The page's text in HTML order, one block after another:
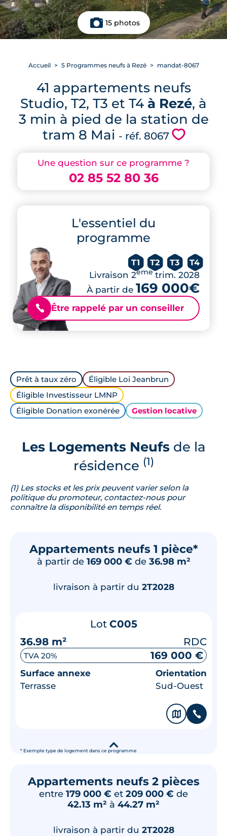
15 photos
Une question sur ce programme ?
02 85 52 80 36
L'essentiel du
programme
T1 T2 T3 T4
Livraison 2èmetrim. 2028
À partir de 169 000€
📞 Être rappelé par un conseiller
Accueil 5 Programmes neufs à Rezé mandat-8067
41 appartements neufs
Studio, T2, T3 et T4 à Rezé, à
3 min à pied de la station de
tram 8 Mai - réf. 8067 💗
Prêt à taux zéro
Éligible Loi Jeanbrun
Éligible Investisseur LMNP
Éligible Donation exonérée
Gestion locative
Les Logements Neufsde la
résidence (1)
(1) Les stocks et les prix peuvent varier selon la
politique du promoteur, contactez-nous pour
connaître la disponibilité en temps réel.
Appartements neufs 1 pièce*
à partir de 169 000 € de 36.98 m²
* Exemple type de logement dans ce programme
livraison à partir du 2T2028
Lot C005
36.98 m²
RDC
TVA 20% 169 000 €
Surface annexe
Terrasse
Orientation
Sud-Ouest
🗞 📞
▾
Appartements neufs 2 pièces
entre 179 000 € et 209 000 € de
42.13 m² à 44.27 m²
livraison à partir du 2T2028